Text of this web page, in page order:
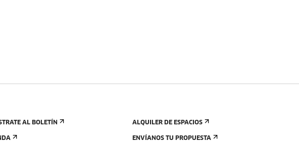
AL BOLETÍN ALQUILER DE ESPACIOS
ENVÍANOS TU PROPUESTA